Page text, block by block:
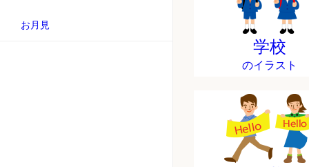
お月見
学校
のイラスト